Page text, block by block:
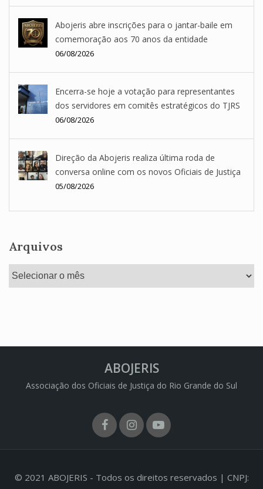
Abojeris abre inscrições para o jantar-baile em
comemoração aos 70 anos da entidade
06/08/2026
Encerra-se hoje a votação para representantes
dos servidores em comitês estratégicos do TJRS
06/08/2026
Direção da Abojeris realiza última roda de
conversa online com os novos Oficiais de Justiça
05/08/2026
Arquivos
Arquivos
ABOJERIS
Associação dos Oficiais de Justiça do Rio Grande do Sul
FacebookInstagram
Youtube
© 2021 ABOJERIS - Todos os direitos reservados | CNPJ: